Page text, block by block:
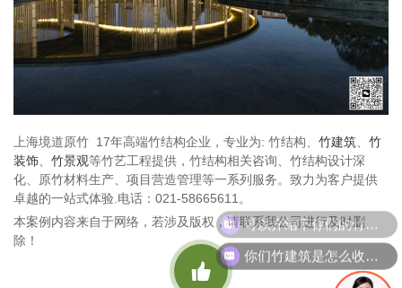
上海境道原竹 17年高端竹结构企业，专业为: 竹结构、 竹建筑
竹
装饰
竹景观等竹艺工程提供，竹结构相关咨询、竹结构设计深
化、原竹材料生产、项目营造管理等一系列服务。致力为客户提供
卓越的一站式体验.电话：021-58665611。
本案例内容来自于网络，若涉及版权，请联系我公司进行及时删
除！

可以介绍下你们的竹建筑产品么